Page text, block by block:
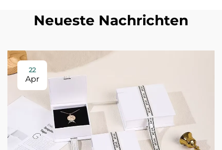
Neueste Nachrichten
22
Apr